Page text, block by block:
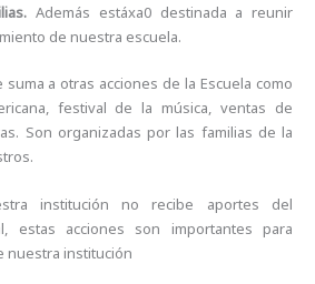
Además estáxa0 destinada a reunir
de nuestra escuela.
a otras acciones de la Escuela como
festival de la música, ventas de
Son organizadas por las familias de la
institución no recibe aportes del
estas acciones son importantes para
nuestra institución